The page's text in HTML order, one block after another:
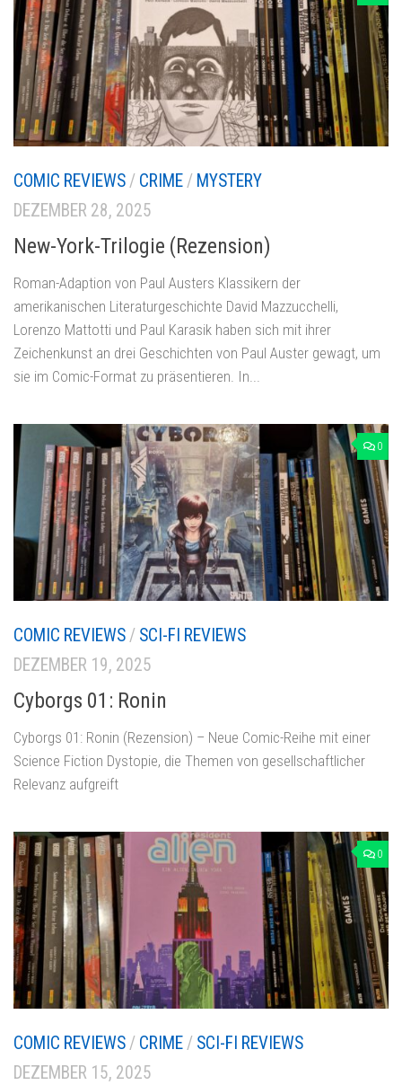
COMIC REVIEWS / CRIME / MYSTERY
DEZEMBER 28, 2025
New-York-Trilogie (Rezension)
Roman-Adaption von Paul Austers Klassikern der
amerikanischen Literaturgeschichte David Mazzucchelli,
Lorenzo Mattotti und Paul Karasik haben sich mit ihrer
Zeichenkunst an drei Geschichten von Paul Auster gewagt, um
sie im Comic-Format zu präsentieren. In...
0
COMIC REVIEWS / SCI-FI REVIEWS
DEZEMBER 19, 2025
Cyborgs 01: Ronin
Cyborgs 01: Ronin (Rezension) – Neue Comic-Reihe mit einer
Science Fiction Dystopie, die Themen von gesellschaftlicher
Relevanz aufgreift
0
COMIC REVIEWS / CRIME / SCI-FI REVIEWS
DEZEMBER 15, 2025